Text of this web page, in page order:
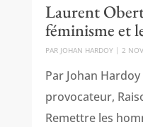
Laurent
féminisme et
PAR JOHAN HARDOY| 2
Par Johan
provocateur,
Remettre les